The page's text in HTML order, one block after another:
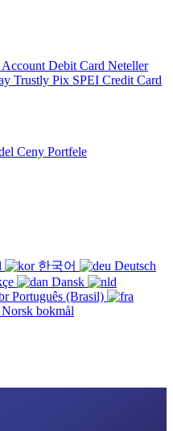
Debit Card Neteller
Trustly Pix SPEI Credit Card
Ceny Portfele
한국어
Deutsch
Dansk
Português (Brasil)
Norsk bokmål